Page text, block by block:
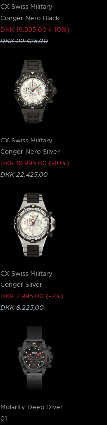
CX Swiss Military
Conger Nero Black
DKK 19.995,00 (-10%)
DKK 22.425,00
CX Swiss Military
Conger Nero Silver
DKK 19.995,00 (-10%)
DKK 22.425,00
CX Swiss Military
Conger Silver
DKK 7.995,00 (-2%)
DKK 8.225,00
Molarity Deep Diver
01